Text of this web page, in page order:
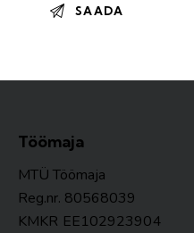
Töömaja
MTÜ Töömaja
Reg.nr. 80568039
KMKR EE102923904